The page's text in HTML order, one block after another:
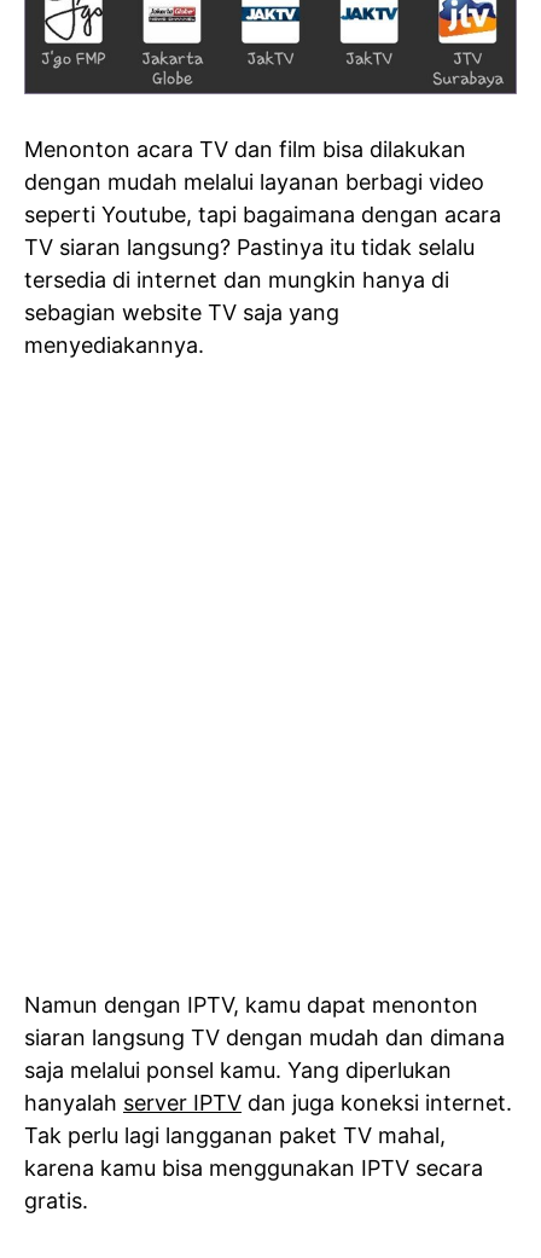
Menonton acara TV dan film bisa dilakukan
dengan mudah melalui layanan berbagi video
seperti Youtube, tapi bagaimana dengan acara
TV siaran langsung? Pastinya itu tidak selalu
tersedia di internet dan mungkin hanya di
sebagian website TV saja yang
menyediakannya.
Namun dengan IPTV, kamu dapat menonton
siaran langsung TV dengan mudah dan dimana
saja melalui ponsel kamu. Yang diperlukan
hanyalah server IPTV dan juga koneksi internet.
Tak perlu lagi langganan paket TV mahal,
karena kamu bisa menggunakan IPTV secara
gratis.